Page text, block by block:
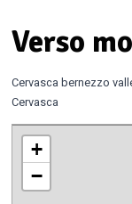
Verso
Cervasca bernezzo
Cervasca
+
−